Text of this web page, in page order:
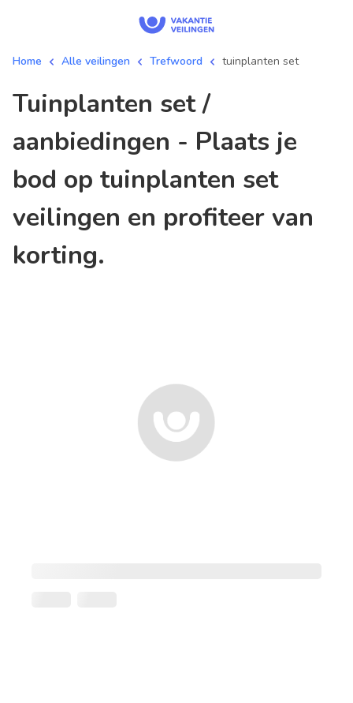
Home Alle veilingen Trefwoord tuinplanten set
tuinplanten set /
aanbiedingen - Plaats je
bod op tuinplanten set
veilingen en profiteer van
korting.